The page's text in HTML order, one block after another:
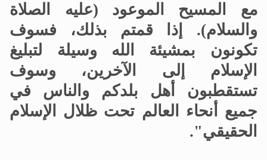
مع المسيح الموعود (عليه الصلاة
والسلام). إذا قمتم بذلك، فسوف
تكونون بمشيئة الله وسيلة لتبليغ
الإسلام إلى الآخرين، وسوف
تستقطبون أهل بلدكم والناس في
جميع أنحاء العالم تحت ظلال الإسلام
الحقيقي".